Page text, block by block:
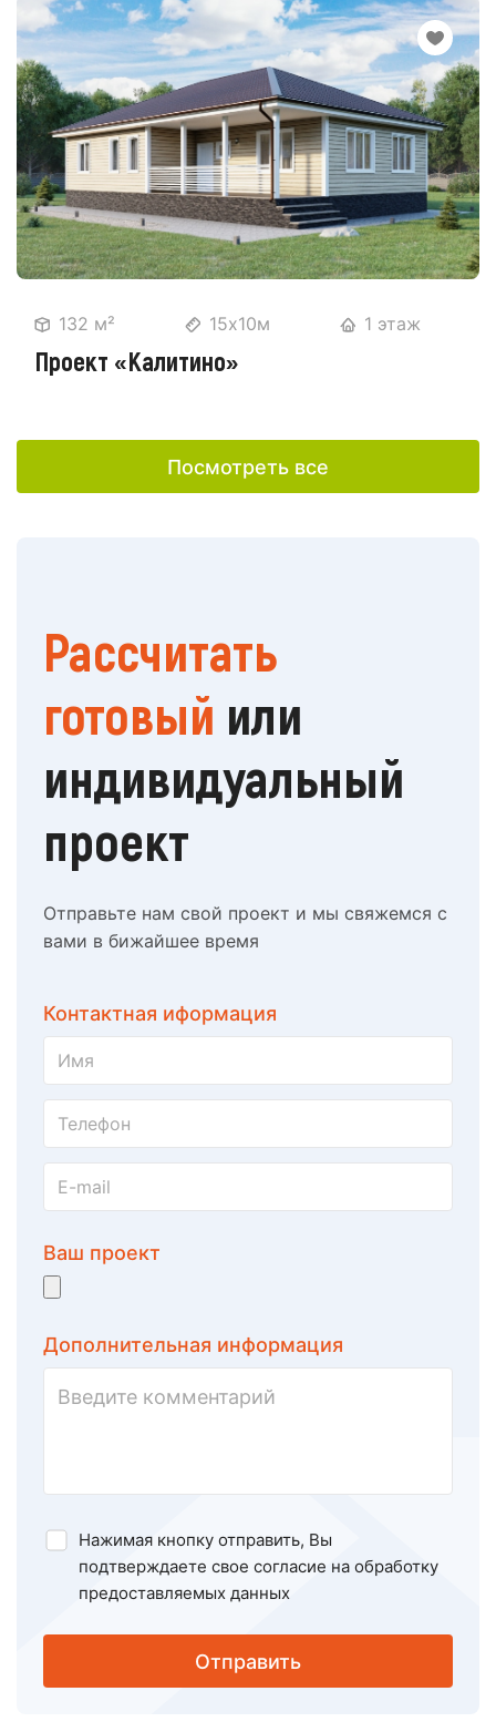
132 м² 15х10м 1 этаж
Проект «Калитино»
Посмотреть все
Рассчитать
готовый или
индивидуальный
проект
Отправьте нам свой проект и мы свяжемся с
вами в бижайшее время
Контактная иформация
Ваш проект
Дополнительная информация
Нажимая кнопку отправить, Вы
подтверждаете свое согласие на обработку
предоставляемых данных
Отправить